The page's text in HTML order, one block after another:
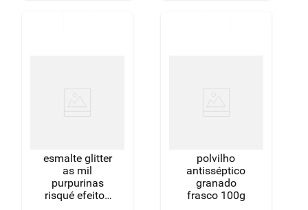
esmalte glitter
as mil
purpurinas
risqué efeitos
polvilho
antisséptico
granado
frasco 100g